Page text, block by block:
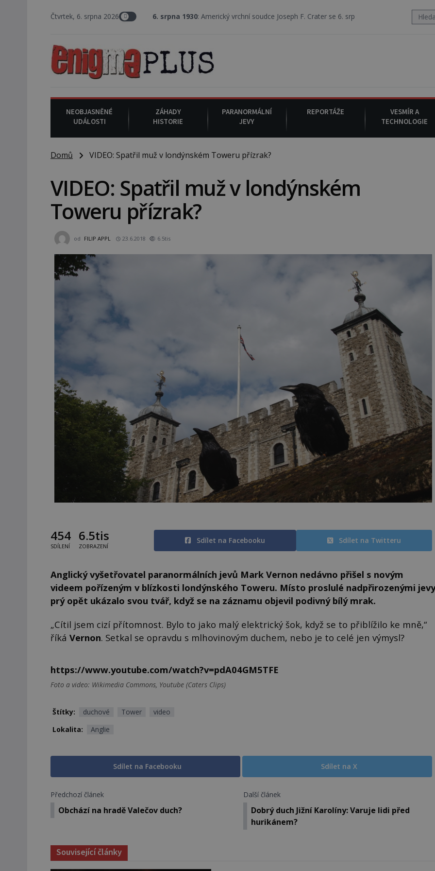
Čtvrtek, 6. srpna 20266. srpna 1930 : Americký vrchní soudce Joseph F. Crater se 6. srpna 1930 navečeří ve své oblíbené
NEOBJASNĚNÉ
UDÁLOSTI
ZÁHADY
HISTORIE
PARANORMÁLNÍ
JEVY
REPORTÁŽE
VESMÍR A
TECHNOLOGIE
Domů VIDEO: Spatřil muž v londýnském Toweru přízrak?
VIDEO: Spatřil muž v londýnském
Toweru přízrak?
od FILIP APPL 23.6.2018 6.5tis
454
SDÍLENÍ
6.5tis
ZOBRAZENÍ
Sdílet na Facebooku Sdílet na Twitteru
Anglický vyšetřovatel paranormálních jevů Mark Vernon nedávno přišel s novým
videem pořízeným v blízkosti londýnského Toweru. Místo proslulé nadpřirozenými jevy
prý opět ukázalo svou tvář, když se na záznamu objevil podivný bílý mrak.
„Cítil jsem cizí přítomnost. Bylo to jako malý elektrický šok, když se to přiblížilo ke mně,“
říká Vernon. Setkal se opravdu s mlhovinovým duchem, nebo je to celé jen výmysl?
https://www.youtube.com/watch?v=pdA04GM5TFE
Foto a video: Wikimedia Commons, Youtube (Caters Clips)
Štítky: duchové Tower
video
Lokalita:
Anglie
Sdílet na Facebooku Sdílet na X
Předchozí článek
Obchází na hradě Valečov duch?
Další článek
Dobrý duch Jižní Karolíny: Varuje lidi před
hurikánem?
Související články